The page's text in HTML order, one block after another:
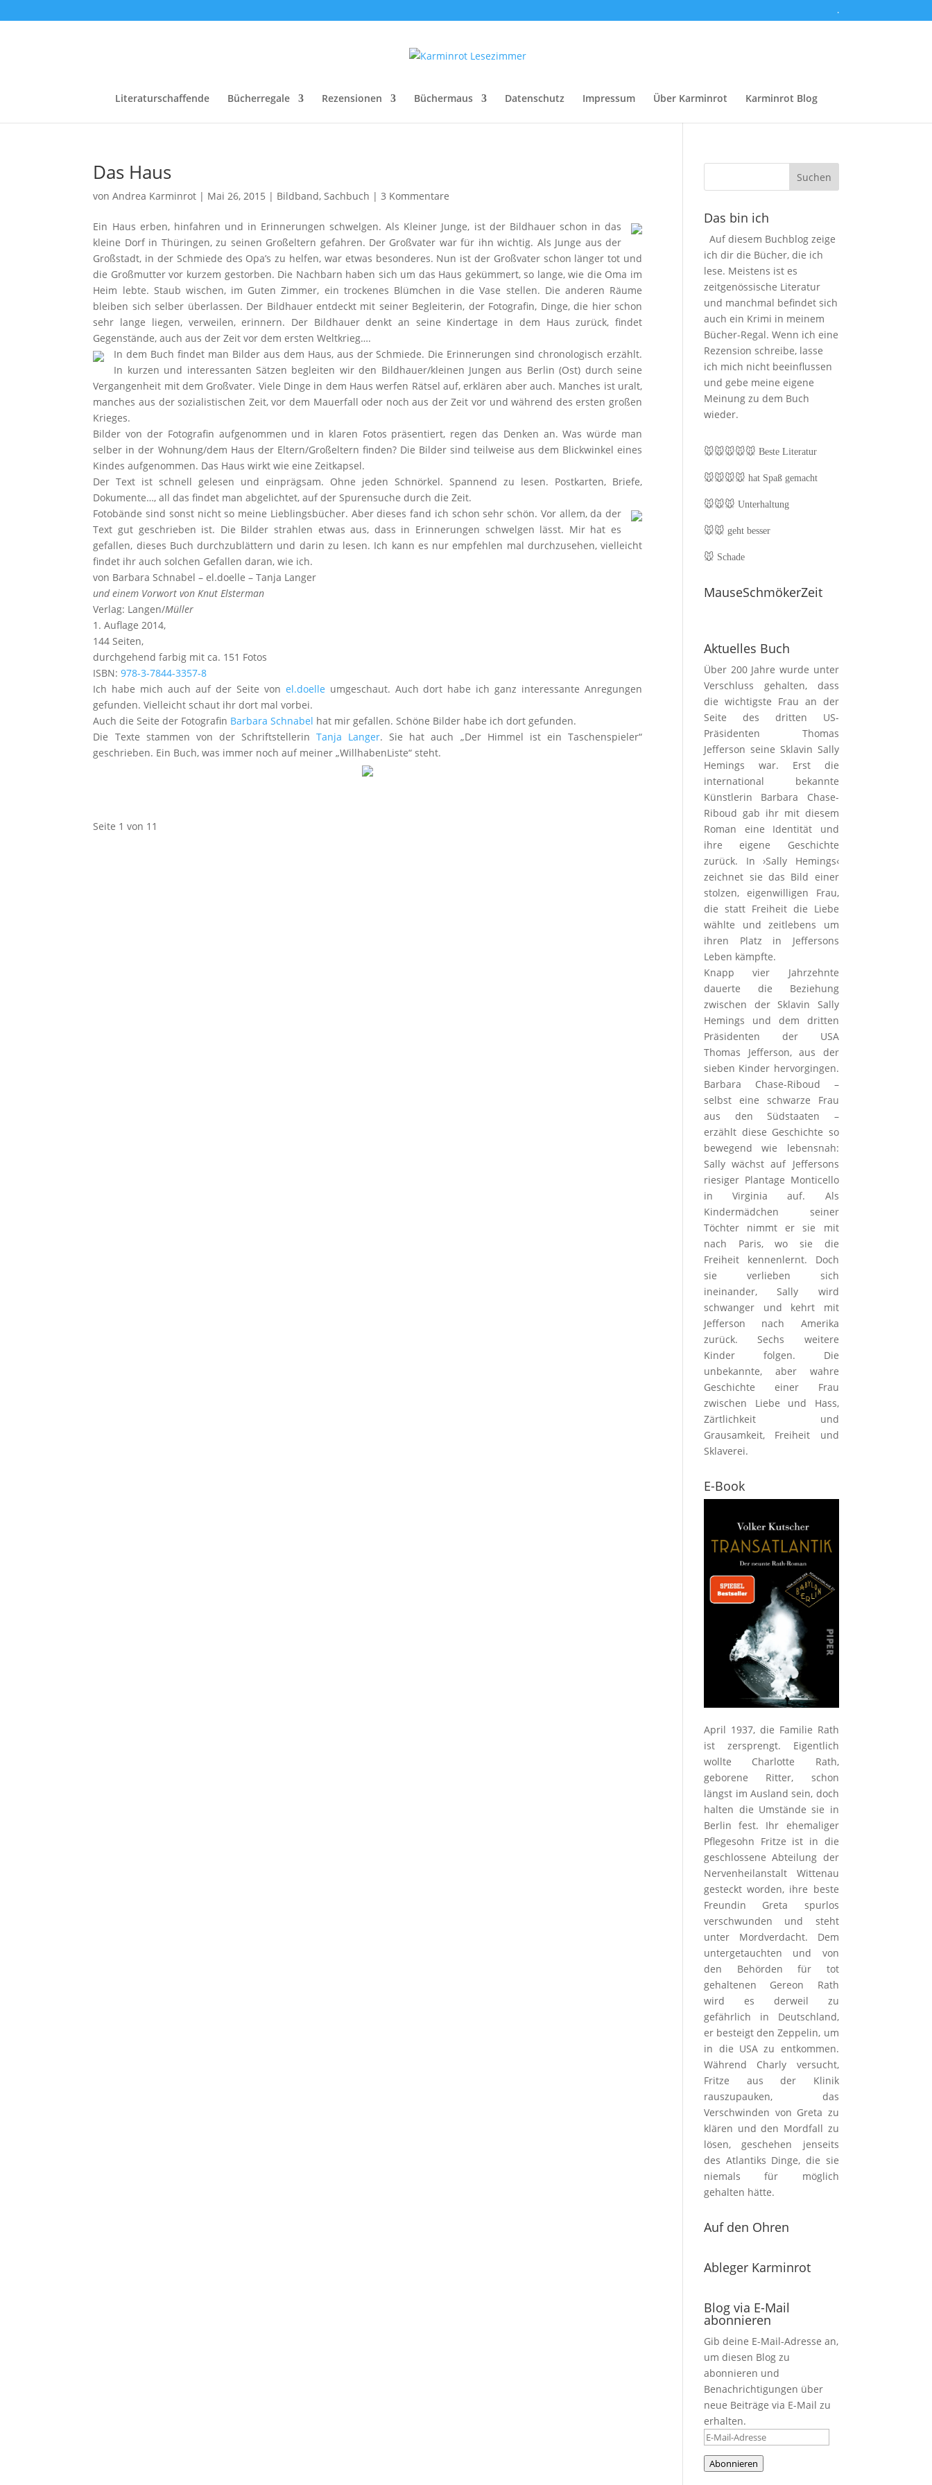
.
Literaturschaffende Bücherregale Rezensionen Büchermaus Datenschutz Impressum Über Karminrot Karminrot Blog
Das Haus
vonAndrea Karminrot | Mai 26, 2015 | Bildband,Sachbuch |3 Kommentare
Ein Haus erben, hinfahren und in Erinnerungen schwelgen. Als Kleiner Junge, ist der Bildhauer schon in das
kleine Dorf in Thüringen, zu seinen Großeltern gefahren. Der Großvater war für ihn wichtig. Als Junge aus der
Großstadt, in der Schmiede des Opa’s zu helfen, war etwas besonderes. Nun ist der Großvater schon länger tot und
die Großmutter vor kurzem gestorben. Die Nachbarn haben sich um das Haus gekümmert, so lange, wie die Oma im
Heim lebte. Staub wischen, im Guten Zimmer, ein trockenes Blümchen in die Vase stellen. Die anderen Räume
bleiben sich selber überlassen. Der Bildhauer entdeckt mit seiner Begleiterin, der Fotografin, Dinge, die hier schon
sehr lange liegen, verweilen, erinnern. Der Bildhauer denkt an seine Kindertage in dem Haus zurück, findet
Gegenstände, auch aus der Zeit vor dem ersten Weltkrieg….
In dem Buch findet man Bilder aus dem Haus, aus der Schmiede. Die Erinnerungen sind chronologisch erzählt.
In kurzen und interessanten Sätzen begleiten wir den Bildhauer/kleinen Jungen aus Berlin (Ost) durch seine
Vergangenheit mit dem Großvater. Viele Dinge in dem Haus werfen Rätsel auf, erklären aber auch. Manches ist uralt,
manches aus der sozialistischen Zeit, vor dem Mauerfall oder noch aus der Zeit vor und während des ersten großen
Krieges.
Bilder von der Fotografin aufgenommen und in klaren Fotos präsentiert, regen das Denken an. Was würde man
selber in der Wohnung/dem Haus der Eltern/Großeltern finden? Die Bilder sind teilweise aus dem Blickwinkel eines
Kindes aufgenommen. Das Haus wirkt wie eine Zeitkapsel.
Der Text ist schnell gelesen und einprägsam. Ohne jeden Schnörkel. Spannend zu lesen. Postkarten, Briefe,
Dokumente…, all das findet man abgelichtet, auf der Spurensuche durch die Zeit.
Fotobände sind sonst nicht so meine Lieblingsbücher. Aber dieses fand ich schon sehr schön. Vor allem, da der
Text gut geschrieben ist. Die Bilder strahlen etwas aus, dass in Erinnerungen schwelgen lässt. Mir hat es
gefallen, dieses Buch durchzublättern und darin zu lesen. Ich kann es nur empfehlen mal durchzusehen, vielleicht
findet ihr auch solchen Gefallen daran, wie ich.
von Barbara Schnabel – el.doelle – Tanja Langer
und einem Vorwort von Knut Elsterman
Verlag: Langen/Müller
1. Auflage 2014,
144 Seiten,
durchgehend farbig mit ca. 151 Fotos
ISBN:978-3-7844-3357-8
Ich habe mich auch auf der Seite von el.doelle umgeschaut. Auch dort habe ich ganz interessante Anregungen
gefunden. Vielleicht schaut ihr dort mal vorbei.
Auch die Seite der Fotografin Barbara Schnabel hat mir gefallen. Schöne Bilder habe ich dort gefunden.
Die Texte stammen von der SchriftstellerinTanja Langer. Sie hat auch „Der Himmel ist ein Taschenspieler“
geschrieben. Ein Buch, was immer noch auf meiner „WillhabenListe“ steht.
Seite 1 von 1 1
Das bin ich
Auf diesem Buchblog zeige
ich dir die Bücher, die ich
lese. Meistens ist es
zeitgenössische Literatur
und manchmal befindet sich
auch ein Krimi in meinem
Bücher-Regal. Wenn ich eine
Rezension schreibe, lasse
ich mich nicht beeinflussen
und gebe meine eigene
Meinung zu dem Buch
wieder.
🐭🐭🐭🐭🐭Beste Literatur
🐭🐭🐭🐭 hat Spaß gemacht
🐭🐭🐭 Unterhaltung
🐭🐭 geht besser
🐭 Schade
MauseSchmökerZeit
Aktuelles Buch
Über 200 Jahre wurde unter
Verschluss gehalten, dass
die wichtigste Frau an der
Seite des dritten US-
Präsidenten Thomas
Jefferson seine Sklavin Sally
Hemings war. Erst die
international bekannte
Künstlerin Barbara Chase-
Riboud gab ihr mit diesem
Roman eine Identität und
ihre eigene Geschichte
zurück. In ›Sally Hemings‹
zeichnet sie das Bild einer
stolzen, eigenwilligen Frau,
die statt Freiheit die Liebe
wählte und zeitlebens um
ihren Platz in Jeffersons
Leben kämpfte.
Knapp vier Jahrzehnte
dauerte die Beziehung
zwischen der Sklavin Sally
Hemings und dem dritten
Präsidenten der USA
Thomas Jefferson, aus der
sieben Kinder hervorgingen.
Barbara Chase-Riboud –
selbst eine schwarze Frau
aus den Südstaaten –
erzählt diese Geschichte so
bewegend wie lebensnah:
Sally wächst auf Jeffersons
riesiger Plantage Monticello
in Virginia auf. Als
Kindermädchen seiner
Töchter nimmt er sie mit
nach Paris, wo sie die
Freiheit kennenlernt. Doch
sie verlieben sich
ineinander, Sally wird
schwanger und kehrt mit
Jefferson nach Amerika
zurück. Sechs weitere
Kinder folgen. Die
unbekannte, aber wahre
Geschichte einer Frau
zwischen Liebe und Hass,
Zärtlichkeit und
Grausamkeit, Freiheit und
Sklaverei.
E-Book
April 1937, die Familie Rath
ist zersprengt. Eigentlich
wollte Charlotte Rath,
geborene Ritter, schon
längst im Ausland sein, doch
halten die Umstände sie in
Berlin fest. Ihr ehemaliger
Pflegesohn Fritze ist in die
geschlossene Abteilung der
Nervenheilanstalt Wittenau
gesteckt worden, ihre beste
Freundin Greta spurlos
verschwunden und steht
unter Mordverdacht. Dem
untergetauchten und von
den Behörden für tot
gehaltenen Gereon Rath
wird es derweil zu
gefährlich in Deutschland,
er besteigt den Zeppelin, um
in die USA zu entkommen.
Während Charly versucht,
Fritze aus der Klinik
rauszupauken, das
Verschwinden von Greta zu
klären und den Mordfall zu
lösen, geschehen jenseits
des Atlantiks Dinge, die sie
niemals für möglich
gehalten hätte.
Auf den Ohren
Ableger Karminrot
Blog via E-Mail
abonnieren
Gib deine E-Mail-Adresse an,
um diesen Blog zu
abonnieren und
Benachrichtigungen über
neue Beiträge via E-Mail zu
erhalten.
E-
Adresse
Abonnieren